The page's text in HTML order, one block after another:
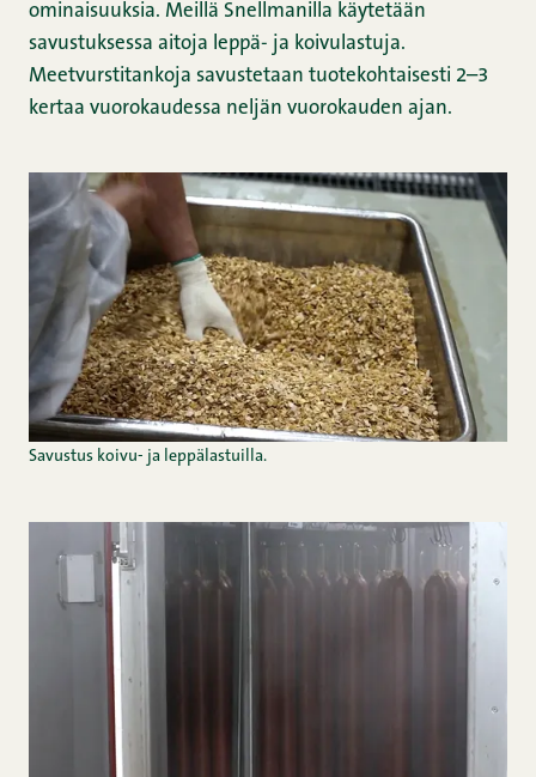
ominaisuuksia. Meillä Snellmanilla käytetään
savustuksessa aitoja leppä- ja koivulastuja.
Meetvurstitankoja savustetaan tuotekohtaisesti 2–3
kertaa vuorokaudessa neljän vuorokauden ajan.
Savustus koivu- ja leppälastuilla.